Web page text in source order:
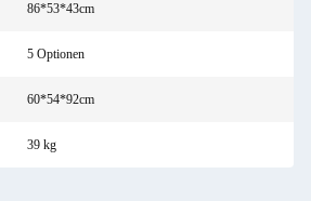
86*53*43cm
5 Optionen
60*54*92cm
39 kg